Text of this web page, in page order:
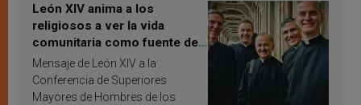
León XIV anima a los
religiosos a ver la vida
comunitaria como fuente de
inspiración y santificación
Mensaje de León XIV a la
Conferencia de Superiores
Mayores de Hombres de los